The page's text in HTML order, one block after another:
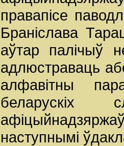
правапісе
Браніслава
аўтар палічыў
адлюстраваць
алфавітны
наступнымі